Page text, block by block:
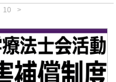
10 >